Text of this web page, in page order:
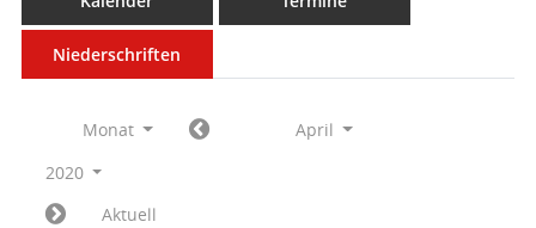
Niederschriften
Monat
April
2020
Aktuell